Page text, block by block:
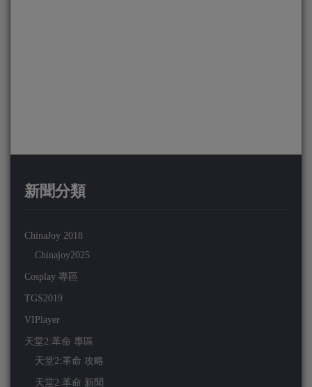
新聞分類
ChinaJoy 2018
Chinajoy2025
Cosplay 專區
TGS2019
VIPlayer
天堂2:革命 專區
天堂2:革命 攻略
天堂2:革命 新聞